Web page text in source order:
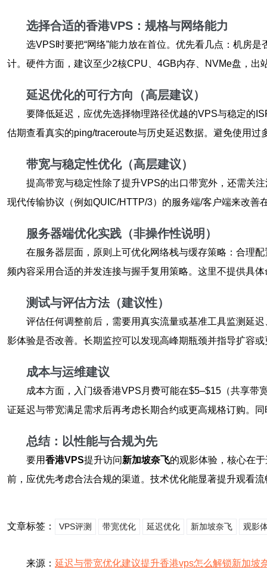
选择合适的香港VPS：规格与网络能力
选VPS时要把“网络”能力放在首位。优先看几点：机房
计。硬件方面，建议至少2核CPU、4GB内存、NVMe盘，
延迟优化的可行方向（高层建议）
要降低延迟，应优先选择物理路径优越的VPS与稳定的
估期查看真实的ping/traceroute与历史延迟数据。避免使用
带宽与稳定性优化（高层建议）
提高带宽与稳定性除了提升VPS的出口带宽外，还需关
现代传输协议（例如QUIC/HTTP/3）的服务端/客户端来改
服务器端优化实践（非操作性说明）
在服务器层面，原则上可优化网络栈与缓存策略：合理
频内容采用合适的并发连接与握手复用策略。这里不提供具
测试与评估方法（建议性）
评估任何调整前后，需要用真实流量或基准工具监测延
影体验是否改善。长期监控可以发现高峰期瓶颈并指导扩容
成本与运维建议
成本方面，入门级香港VPS月费可能在$5–$15（共享带
证延迟与带宽满足需求后再考虑长期合约或更高规格订购。
总结：以性能与合规为先
要用香港VPS提升访问新加坡奈飞的观影体验，核心在
前，应优先考虑合法合规的渠道。技术优化能显著提升观看
文章标签： VPS评测 带宽优化 延迟优化 新加坡奈飞 观影
来源： 延迟与带宽优化建议提升香港vps怎么解锁新加坡